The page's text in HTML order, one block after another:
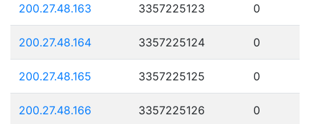
200.27.48.163 3357225123 0
200.27.48.164 3357225124 0
200.27.48.165 3357225125 0
200.27.48.166 3357225126 0